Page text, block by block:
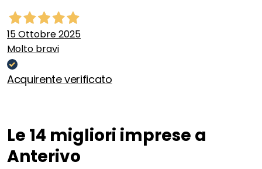
15 Ottobre 2025
Molto bravi
Acquirente verificato
Le 14 migliori imprese a
Anterivo